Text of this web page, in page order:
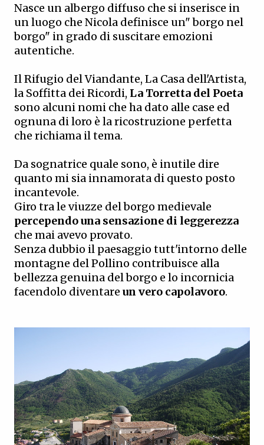
Nasce un albergo diffuso che si inserisce in
un luogo che Nicola definisce un" borgo nel
borgo" in grado di suscitare emozioni
autentiche.
Il Rifugio del Viandante, La Casa dell'Artista,
la Soffitta dei Ricordi, La Torretta del Poeta
sono alcuni nomi che ha dato alle case ed
ognuna di loro è la ricostruzione perfetta
che richiama il tema.
Da sognatrice quale sono, è inutile dire
quanto mi sia innamorata di questo posto
incantevole.
Giro tra le viuzze del borgo medievale
percependo una sensazione di leggerezza
che mai avevo provato.
Senza dubbio il paesaggio tutt'intorno delle
montagne del Pollino contribuisce alla
bellezza genuina del borgo e lo incornicia
facendolo diventare un vero capolavoro.